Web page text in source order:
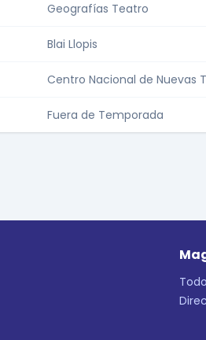
Geografías Teatro
Blai Llopis
Centro Nacional de Nuevas
Fuera de Temporada